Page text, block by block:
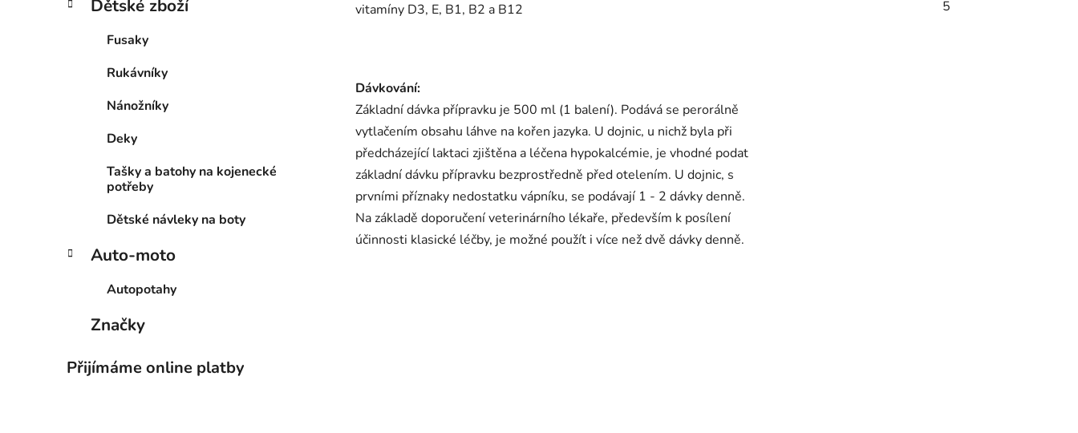
Dětské zboží
Fusaky
Rukávníky
Nánožníky
Deky
Tašky a batohy na kojenecké
potřeby
Dětské návleky na boty
Auto-moto
Autopotahy
Značky
Přijímáme online platby
vitamíny D3, E, B1, B2 a B12
Dávkování:
Základní dávka přípravku je 500 ml (1 balení). Podává se perorálně
vytlačením obsahu láhve na kořen jazyka. U dojnic, u nichž byla při
předcházející laktaci zjištěna a léčena hypokalcémie, je vhodné podat
základní dávku přípravku bezprostředně před otelením. U dojnic, s
prvními příznaky nedostatku vápníku, se podávají 1 - 2 dávky denně.
Na základě doporučení veterinárního lékaře, především k posílení
účinnosti klasické léčby, je možné použít i více než dvě dávky denně.
5